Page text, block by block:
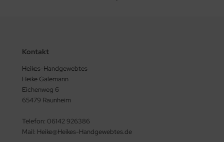
Kontakt
Heikes-Handgewebtes
Heike Galemann
Eichenweg 6
65479 Raunheim
Telefon: 06142 926386
Mail: Heike@Heikes-Handgewebtes.de